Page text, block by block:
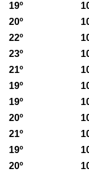
19º
20º
22º
23º
21º
19º
19º
20º
21º
19º
20º